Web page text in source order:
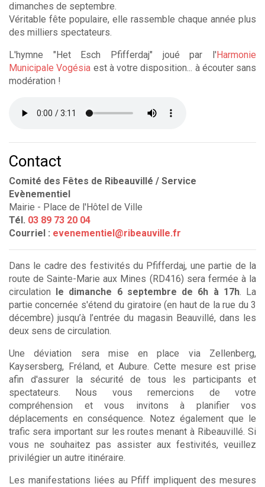
dimanches de septembre.
Véritable fête populaire, elle rassemble chaque année plus
des milliers spectateurs.
L'hymne "Het Esch Pfifferdaj" joué par l' Harmonie
Municipale Vogésia est à votre disposition... à écouter sans
modération !
Contact
Comité des Fêtes de Ribeauvillé / Service
Evènementiel
Mairie - Place de l'Hôtel de Ville
Tél. 03 89 73 20 04
Courriel : evenementiel@ribeauville.fr
Dans le cadre des festivités du Pfifferdaj, une partie de la
route de Sainte-Marie aux Mines (RD416) sera fermée à la
circulation
le dimanche 6 septembre de 6h à 17h. La
partie concernée s'étend du giratoire (en haut de la rue du 3
décembre) jusqu’à l’entrée du magasin Beauvillé, dans les
deux sens de circulation.
Une déviation sera mise en place via Zellenberg,
Kaysersberg, Fréland, et Aubure. Cette mesure est prise
afin d'assurer la sécurité de tous les participants et
spectateurs. Nous vous remercions de votre
compréhension et vous invitons à planifier vos
déplacements en conséquence. Notez également que le
trafic sera important sur les routes menant à Ribeauvillé. Si
vous ne souhaitez pas assister aux festivités, veuillez
privilégier un autre itinéraire.
Les manifestations liées au Pfiff impliquent des mesures